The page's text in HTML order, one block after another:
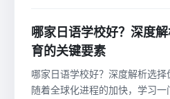
哪家日语学校好？深度
育的关键要素
哪家日语学校好？深度解析选
随着全球化进程的加快，学习